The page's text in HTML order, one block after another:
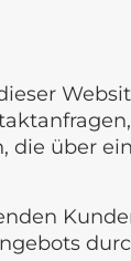
die über